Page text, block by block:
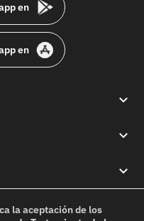
en
en
la aceptación de los